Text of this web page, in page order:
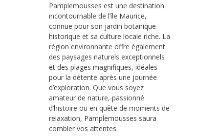
Pamplemousses est une destination
incontournable de l’île Maurice,
connue pour son jardin botanique
historique et sa culture locale riche. La
région environnante offre également
des paysages naturels exceptionnels
et des plages magnifiques, idéales
pour la détente après une journée
d’exploration. Que vous soyez
amateur de nature, passionné
d’histoire ou en quête de moments de
relaxation, Pamplemousses saura
combler vos attentes.